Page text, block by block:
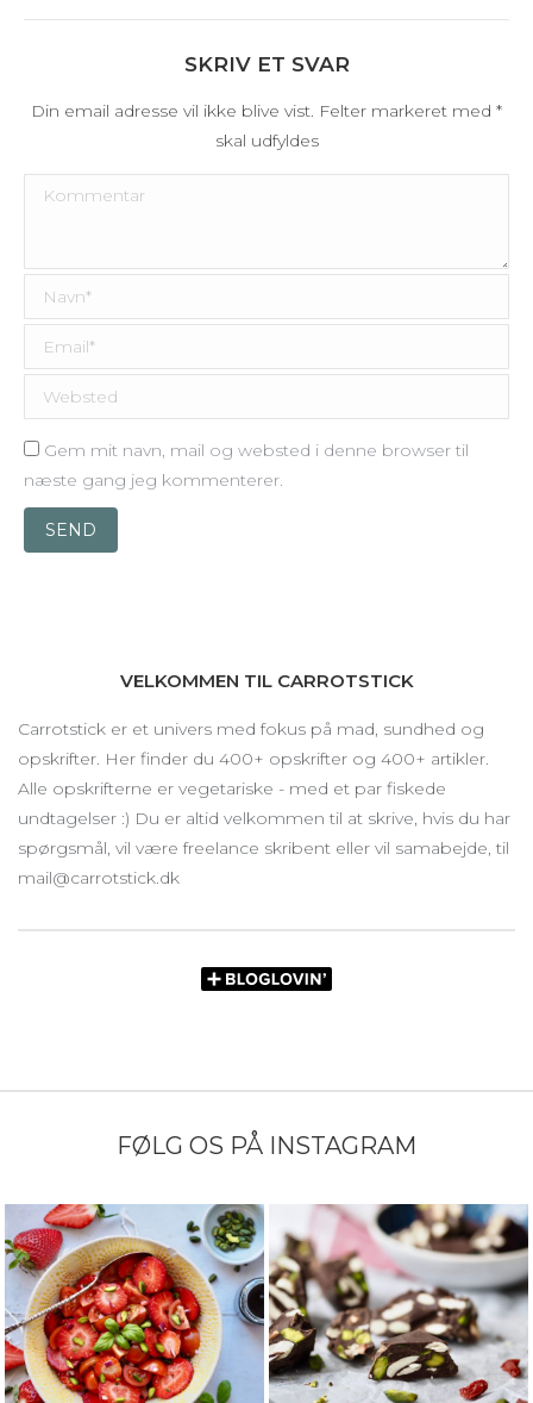
SKRIV ET SVAR
Din email adresse vil ikke blive vist. Felter markeret med *
skal udfyldes
Kommentar
Navn *
Email *
Websted
Gem mit navn, mail og websted i denne browser til
næste gang jeg kommenterer.
SEND
VELKOMMEN TIL CARROTSTICK
Carrotstick er et univers med fokus på mad, sundhed og
opskrifter. Her finder du 400+ opskrifter og 400+ artikler.
Alle opskrifterne er vegetariske - med et par fiskede
undtagelser :) Du er altid velkommen til at skrive, hvis du har
spørgsmål, vil være freelance skribent eller vil samabejde, til
mail@carrotstick.dk
FØLG OS PÅ INSTAGRAM